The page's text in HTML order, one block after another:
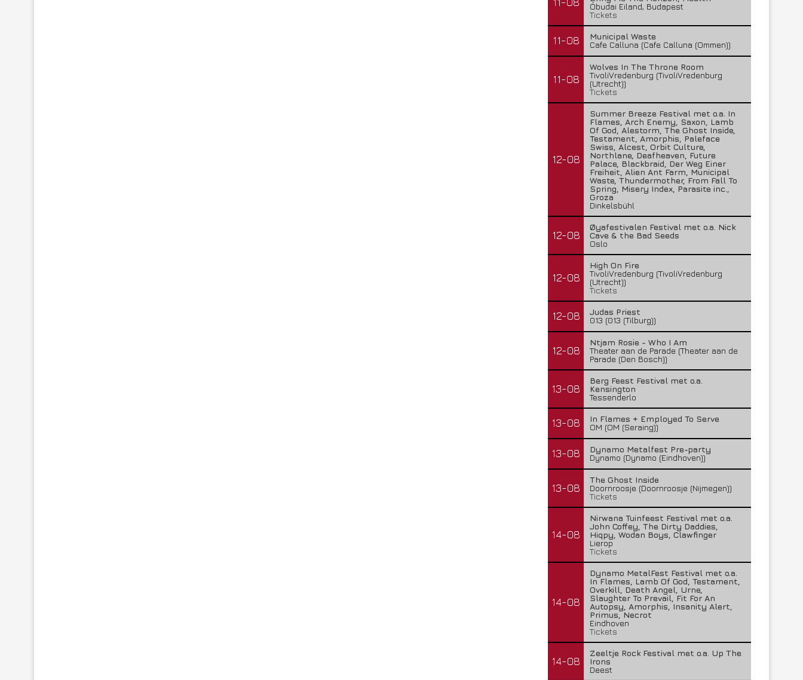
Óbudai Eiland, Budapest
Tickets
11-08
Municipal Waste
Cafe Calluna (Cafe Calluna (Ommen))
11-08
Wolves In The Throne Room
TivoliVredenburg (TivoliVredenburg
(Utrecht))
Tickets
12-08
Summer Breeze Festival met o.a. In
Flames, Arch Enemy, Saxon, Lamb
Of God, Alestorm, The Ghost Inside,
Testament, Amorphis, Paleface
Swiss, Alcest, Orbit Culture,
Northlane, Deafheaven, Future
Palace, Blackbraid, Der Weg Einer
Freiheit, Alien Ant Farm, Municipal
Waste, Thundermother, From Fall To
Spring, Misery Index, Parasite inc.,
Groza
Dinkelsbühl
12-08
Øyafestivalen Festival met o.a. Nick
Cave & the Bad Seeds
Oslo
12-08
High On Fire
TivoliVredenburg (TivoliVredenburg
(Utrecht))
Tickets
12-08
Judas Priest
013 (013 (Tilburg))
12-08
Ntjam Rosie - Who I Am
Theater aan de Parade (Theater aan de
Parade (Den Bosch))
13-08
Berg Feest Festival met o.a.
Kensington
Tessenderlo
13-08
In Flames + Employed To Serve
OM (OM (Seraing))
13-08
Dynamo Metalfest Pre-party
Dynamo (Dynamo (Eindhoven))
13-08
The Ghost Inside
Doornroosje (Doornroosje (Nijmegen))
Tickets
14-08
Nirwana Tuinfeest Festival met o.a.
John Coffey, The Dirty Daddies,
Hiqpy, Wodan Boys, Clawfinger
Lierop
Tickets
14-08
Dynamo MetalFest Festival met o.a.
In Flames, Lamb Of God, Testament,
Overkill, Death Angel, Urne,
Slaughter To Prevail, Fit For An
Autopsy, Amorphis, Insanity Alert,
Primus, Necrot
Eindhoven
Tickets
14-08
Zeeltje Rock Festival met o.a. Up The
Irons
Deest